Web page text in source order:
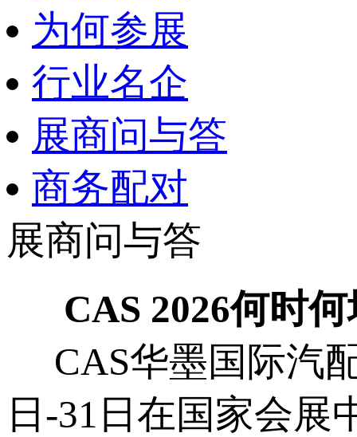
为何参展
行业名企
展商问与答
商务配对
展商问与答
CAS 2026何时何
CAS华墨国际汽
日-31日在国家会展